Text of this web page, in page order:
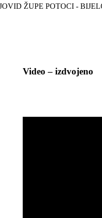
ŽUPE POTOCI -
Video – izdvojeno